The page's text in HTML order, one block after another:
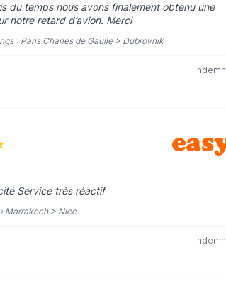
du temps nous avons finalement obtenu une
notre retard d’avion. Merci
› Paris Charles de Gaulle > Dubrovnik
Service très réactif
Marrakech > Nice